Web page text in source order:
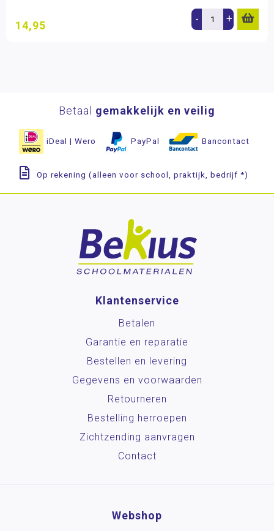
14,95 - +
Betaal gemakkelijk en veilig
iDeal | Wero PayPal Bancontact
Op rekening (alleen voor school, praktijk, bedrijf *)
Klantenservice
Betalen
Garantie en reparatie
Bestellen en levering
Gegevens en voorwaarden
Retourneren
Bestelling herroepen
Zichtzending aanvragen
Contact
Webshop